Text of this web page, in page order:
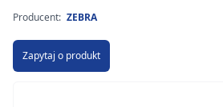
Producent: ZEBRA
Zapytaj o produkt